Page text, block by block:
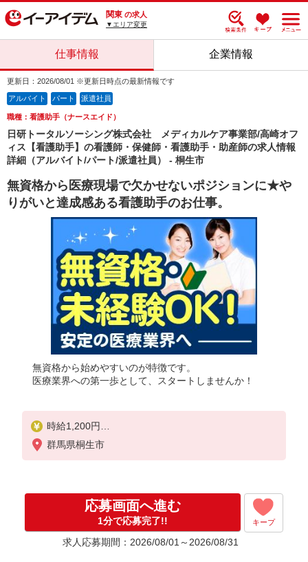
関東 の求人
▼エリア変更
仕事情報 企業情報
更新日：2026/08/01 ※更新日時点の最新情報です
アルバイト パート 派遣社員
職種：看護助手（ナースエイド）
日研トータルソーシング株式会社 メディカルケア事業部/高崎オフ
ィス【看護助手】の看護師・保健師・看護助手・助産師の求人情報
詳細（アルバイト/パート/派遣社員） - 桐生市
無資格から医療現場で欠かせないポジションに★や
りがいと達成感ある看護助手のお仕事。
無資格から始めやすいのが特徴です。
医療業界への第一歩として、スタートしませんか！
時給1,200円
★週払いOK（規定あり）
群馬県桐生市
応募画面へ進む
1分で応募完了!! キープ
求人応募期間：2026/08/01～2026/08/31